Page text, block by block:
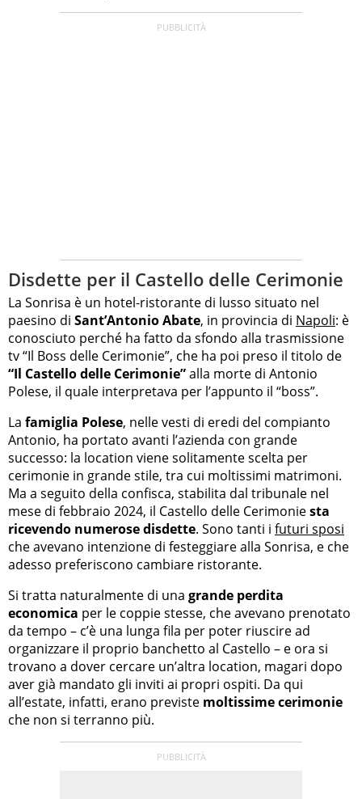
Disdette per il Castello delle Cerimonie
La Sonrisa è un hotel-ristorante di lusso situato nel
paesino di Sant’Antonio Abate, in provincia di Napoli: è
conosciuto perché ha fatto da sfondo alla trasmissione
tv “Il Boss delle Cerimonie”, che ha poi preso il titolo de
“Il Castello delle Cerimonie”alla morte di Antonio
Polese, il quale interpretava per l’appunto il “boss”.
La famiglia Polese, nelle vesti di eredi del compianto
Antonio, ha portato avanti l’azienda con grande
successo: la location viene solitamente scelta per
cerimonie in grande stile, tra cui moltissimi matrimoni.
Ma a seguito della confisca, stabilita dal tribunale nel
mese di febbraio 2024, il Castello delle Cerimoniesta
ricevendo numerose disdette. Sono tanti i futuri sposi
che avevano intenzione di festeggiare alla Sonrisa, e che
adesso preferiscono cambiare ristorante.
Si tratta naturalmente di una grande perdita
economica per le coppie stesse, che avevano prenotato
da tempo – c’è una lunga fila per poter riuscire ad
organizzare il proprio banchetto al Castello – e ora si
trovano a dover cercare un’altra location, magari dopo
aver già mandato gli inviti ai propri ospiti. Da qui
all’estate, infatti, erano previste moltissime cerimonie
che non si terranno più.